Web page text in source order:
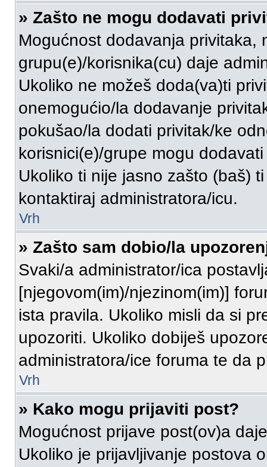
» Zašto ne mogu dodavati
Mogućnost dodavanja privitaka,
grupu(e)/korisnika(cu) daje
Ukoliko ne možeš doda(va)ti
onemogućio/la dodavanje
pokušao/la dodati privitak/ke
korisnici(e)/grupe mogu
Ukoliko ti nije jasno zašto (baš)
kontaktiraj administratora/icu.
Vrh
» Zašto sam dobio/la
Svaki/a administrator/ica
[njegovom(im)/njezinom(im)]
ista pravila. Ukoliko misli da si
upozoriti. Ukoliko dobiješ
administratora/ice foruma te da
Vrh
» Kako mogu prijaviti post?
Mogućnost prijave post(ov)a
Ukoliko je prijavljivanje postova